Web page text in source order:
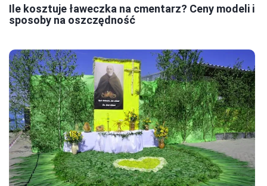
Ile kosztuje ławeczka na cmentarz? Ceny modeli i
sposoby na oszczędność